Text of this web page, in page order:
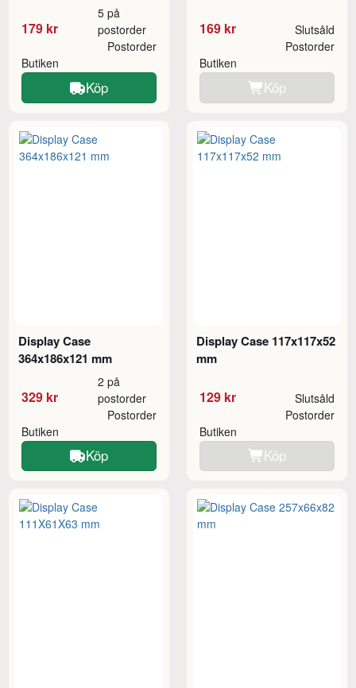
179 kr
5 på
postorder
Butiken
Postorder
Köp
169 kr Slutsåld
Butiken
Postorder
Köp
Display Case
364x186x121 mm
329 kr
2 på
postorder
Butiken
Postorder
Köp
Display Case 117x117x52
mm
129 kr Slutsåld
Butiken
Postorder
Köp